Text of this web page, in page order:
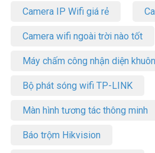
Camera IP Wifi giá rẻ
Camera wifi ngoài trời nào tốt
Máy chấm công nhận diện
Bộ phát sóng wifi TP-LINK
Màn hình tương tác thông minh
Báo trộm Hikvision